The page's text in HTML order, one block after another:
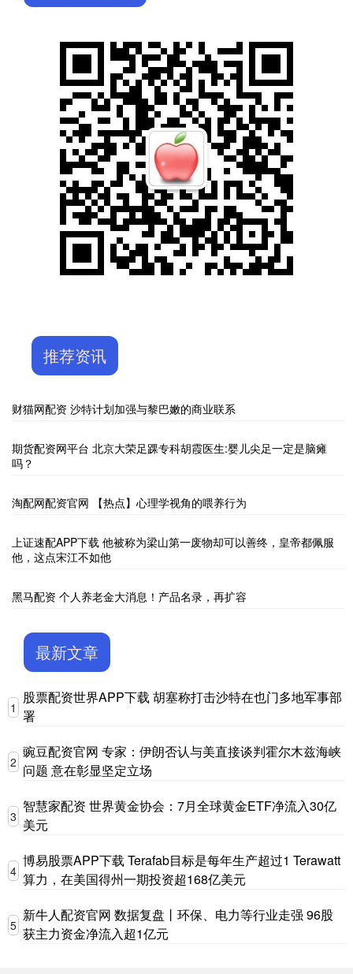
推荐资讯
财猫网配资 沙特计划加强与黎巴嫩的商业联系
期货配资网平台 北京大荣足踝专科胡霞医生:婴儿尖足一定是脑瘫
吗？
淘配网配资官网 【热点】心理学视角的喂养行为
上证速配APP下载 他被称为梁山第一废物却可以善终，皇帝都佩服
他，这点宋江不如他
黑马配资 个人养老金大消息！产品名录，再扩容
最新文章
1
股票配资世界APP下载 胡塞称打击沙特在也门多地军事部
署
2
豌豆配资官网 专家：伊朗否认与美直接谈判霍尔木兹海峡
问题 意在彰显坚定立场
3
智慧家配资 世界黄金协会：7月全球黄金ETF净流入30亿
美元
4
博易股票APP下载 Terafab目标是每年生产超过1 Terawatt
算力，在美国得州一期投资超168亿美元
5
新牛人配资官网 数据复盘丨环保、电力等行业走强 96股
获主力资金净流入超1亿元